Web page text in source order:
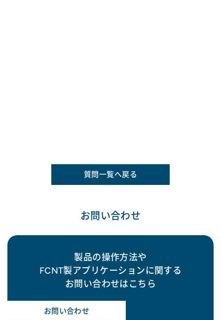
質問一覧へ戻る
お問い合わせ
製品の操作方法や
FCNT製アプリケーションに関する
お問い合わせはこちら
お問い合わせ